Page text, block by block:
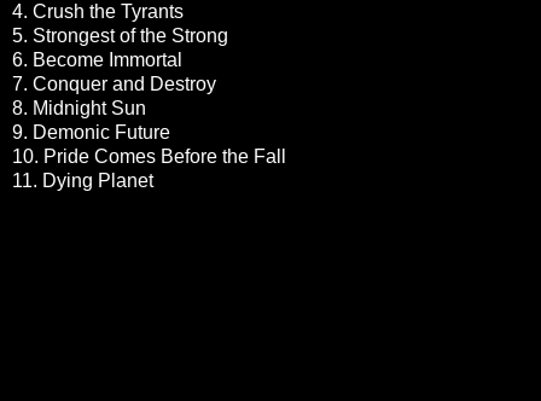
4. Crush the Tyrants
5. Strongest of the Strong
6. Become Immortal
7. Conquer and Destroy
8. Midnight Sun
9. Demonic Future
10. Pride Comes Before the Fall
11. Dying Planet